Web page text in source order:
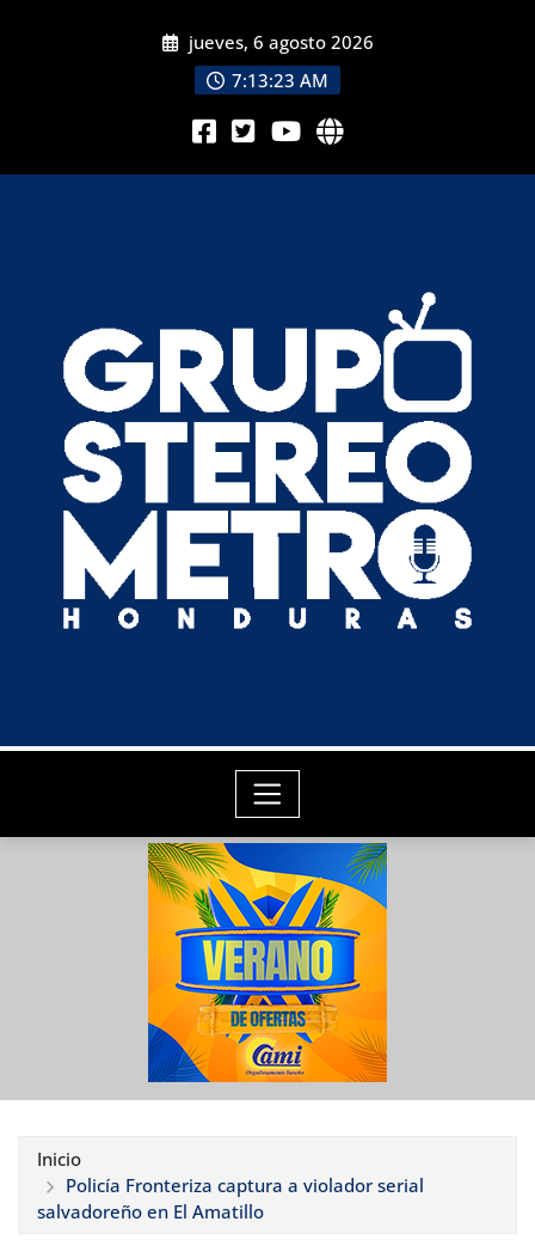
jueves, 6 agosto 2026
7:13:24 AM
Inicio
Policía Fronteriza captura a violador serial
salvadoreño en El Amatillo